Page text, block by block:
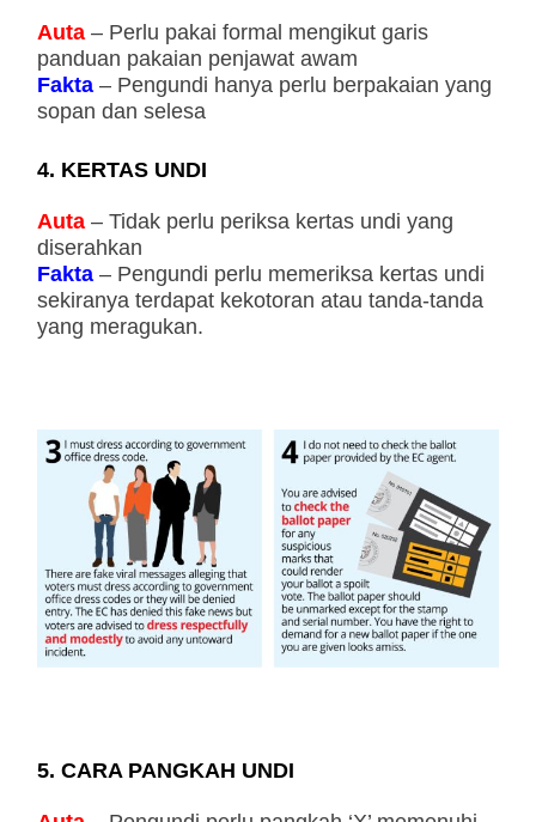
Auta – Perlu pakai formal mengikut garis
panduan pakaian penjawat awam
Fakta – Pengundi hanya perlu berpakaian yang
sopan dan selesa
4. KERTAS UNDI
Auta – Tidak perlu periksa kertas undi yang
diserahkan
Fakta – Pengundi perlu memeriksa kertas undi
sekiranya terdapat kekotoran atau tanda-tanda
yang meragukan.
5. CARA PANGKAH UNDI